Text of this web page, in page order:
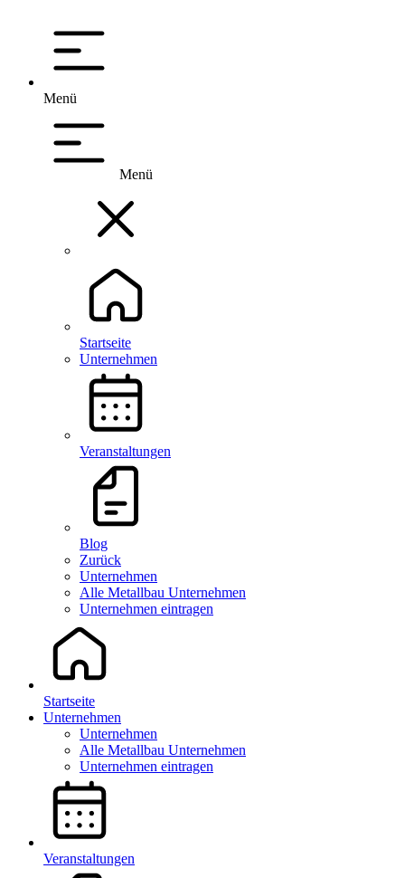
Menü
Menü
Startseite
Unternehmen
Veranstaltungen
Blog
Zurück
Unternehmen
Alle Metallbau Unternehmen
Unternehmen eintragen
Startseite
Unternehmen
Unternehmen
Alle Metallbau Unternehmen
Unternehmen eintragen
Veranstaltungen